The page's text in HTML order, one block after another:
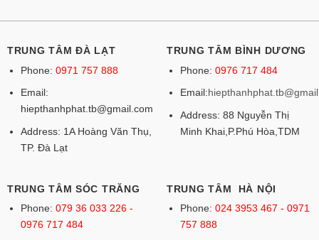
TRUNG TÂM ĐÀ LẠT
Phone: 0971 757 888
Email:
hiepthanhphat.tb@gmail.com
Address: 1A Hoàng Văn Thụ,
TP. Đà Lạt
TRUNG TÂM BÌNH DƯƠNG
Phone: 0976 717 484
Email:
Address: 88 Nguyễn Thị
Minh Khai,P.Phú Hòa,TDM
TRUNG TÂM SÓC TRĂNG
Phone: 079 36 033 226 -
0976 717 484
TRUNG TÂM HÀ NỘI
Phone: 024 3953 467 - 0971
757 888